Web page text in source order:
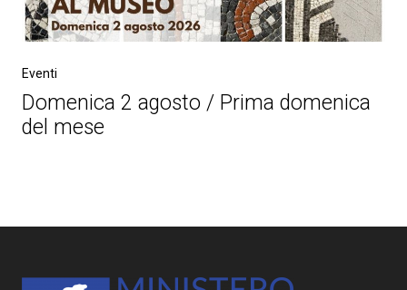
Eventi
Domenica 2 agosto / Prima domenica
del mese
navigation